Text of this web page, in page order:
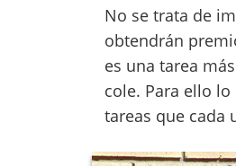
No se trata de
obtendrán
es una tarea
cole. Para ello
tareas que cada